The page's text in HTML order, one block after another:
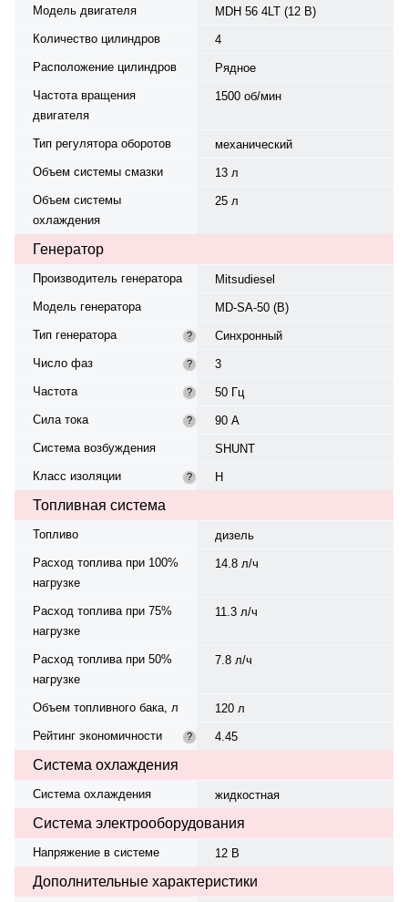
Модель двигателя
MDH 56 4LT (12 В)
Количество цилиндров
4
Расположение цилиндров
Рядное
Частота вращения
двигателя
1500 об/мин
Тип регулятора оборотов
механический
Объем системы смазки
13 л
Объем системы
охлаждения
25 л
Генератор
Производитель генератора
Mitsudiesel
Модель генератора
MD-SA-50 (В)
Тип генератора
?
Синхронный
Число фаз
?
3
Частота
?
50 Гц
Сила тока
?
90 А
Система возбуждения
SHUNT
Класс изоляции
? H
Топливная система
Топливо
дизель
Расход топлива при 100%
нагрузке
14.8 л/ч
Расход топлива при 75%
нагрузке
11.3 л/ч
Расход топлива при 50%
нагрузке
7.8 л/ч
Объем топливного бака, л
120 л
Рейтинг экономичности
? 4.45
Система охлаждения
Система охлаждения жидкостная
Система электрооборудования
Напряжение в системе 12 В
Дополнительные характеристики